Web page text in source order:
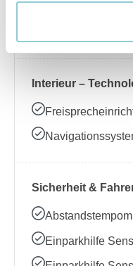
Beheizbares
Interieur –
Sicherheit &
Einparkhilfe